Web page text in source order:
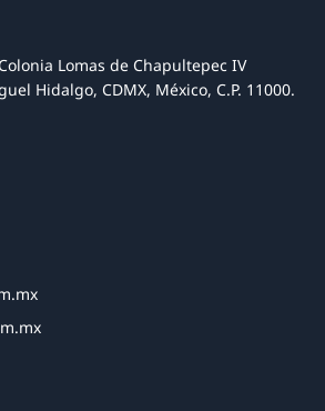
Lomas de Chapultepec IV
Hidalgo, CDMX, México, C.P. 11000.